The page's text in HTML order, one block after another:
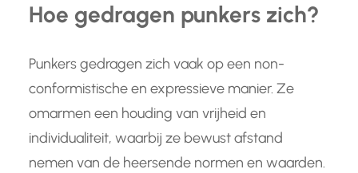
Hoe gedragen punkers zich?
Punkers gedragen zich vaak op een non-
conformistische en expressieve manier. Ze
omarmen een houding van vrijheid en
individualiteit, waarbij ze bewust afstand
nemen van de heersende normen en waarden.